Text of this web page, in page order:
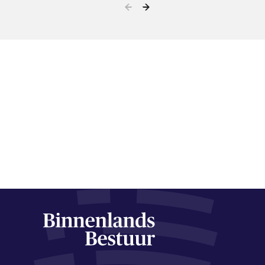
zoetwatertekorten te